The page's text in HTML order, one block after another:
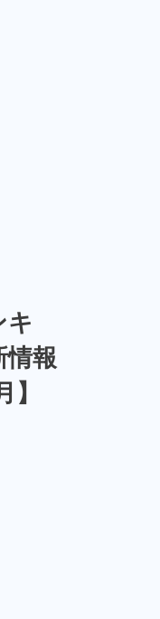
キ
情報
】